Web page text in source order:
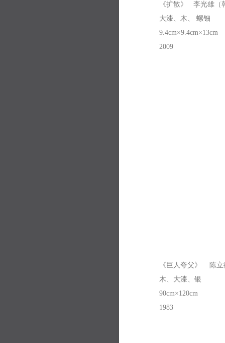
《扩散》 李光雄（
大漆、木、 螺钿
9.4cm×9.4cm×13cm
2009
《巨人夸父》
陈立
木、大漆、银
90cm×120cm
1983